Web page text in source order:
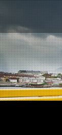
Marine
Auto & Industri